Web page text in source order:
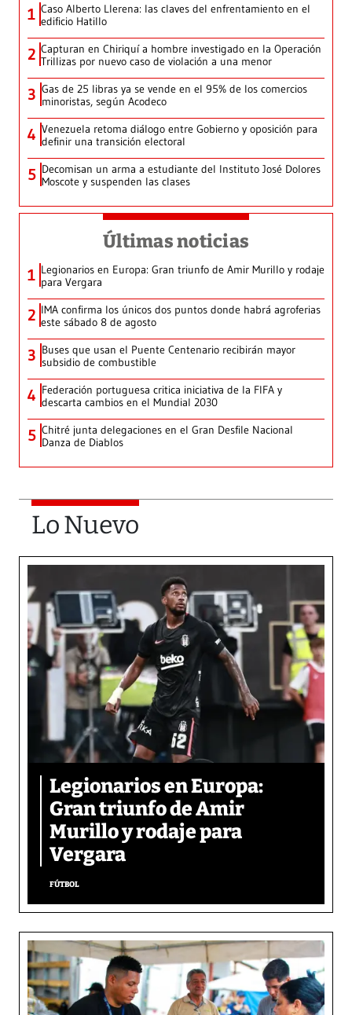
1 Caso Alberto Llerena: las claves del enfrentamiento en el
edificio Hatillo
2 Capturan en Chiriquí a hombre investigado en la Operación
Trillizas por nuevo caso de violación a una menor
3 Gas de 25 libras ya se vende en el 95% de los comercios
minoristas, según Acodeco
4 Venezuela retoma diálogo entre Gobierno y oposición para
definir una transición electoral
5 Decomisan un arma a estudiante del Instituto José Dolores
Moscote y suspenden las clases
Últimas noticias
1 Legionarios en Europa: Gran triunfo de Amir Murillo y rodaje
para Vergara
2 IMA confirma los únicos dos puntos donde habrá agroferias
este sábado 8 de agosto
3 Buses que usan el Puente Centenario recibirán mayor
subsidio de combustible
4 Federación portuguesa critica iniciativa de la FIFA y
descarta cambios en el Mundial 2030
5 Chitré junta delegaciones en el Gran Desfile Nacional
Danza de Diablos
Lo Nuevo
Legionarios en Europa:
Gran triunfo de Amir
Murillo y rodaje para
Vergara
FÚTBOL